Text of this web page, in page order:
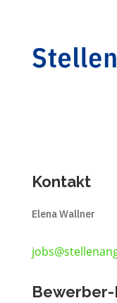
Kontakt
Elena Wallner